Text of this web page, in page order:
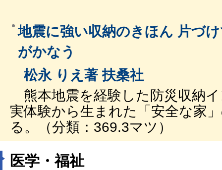
地震に強い収納のきほん 片づ
がかなう
松永 りえ著 扶桑社
熊本地震を経験した防災収納
実体験から生まれた「安全な家
る。（分類：369.3マツ）
医学・福祉